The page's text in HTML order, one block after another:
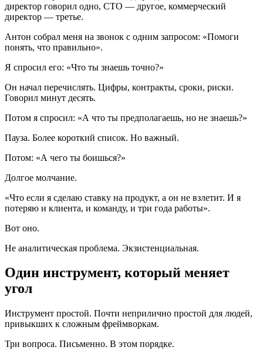
директор говорил одно, CTO — другое, коммерческий
директор — третье.
Антон собрал меня на звонок с одним запросом: «Помоги
понять, что правильно».
Я спросил его: «Что ты знаешь точно?»
Он начал перечислять. Цифры, контракты, сроки, риски.
Говорил минут десять.
Потом я спросил: «А что ты предполагаешь, но не знаешь?»
Пауза. Более короткий список. Но важный.
Потом: «А чего ты боишься?»
Долгое молчание.
«Что если я сделаю ставку на продукт, а он не взлетит. И я
потеряю и клиента, и команду, и три года работы».
Вот оно.
Не аналитическая проблема. Экзистенциальная.
Один инструмент, который меняет
угол
Инструмент простой. Почти неприлично простой для людей,
привыкших к сложным фреймворкам.
Три вопроса. Письменно. В этом порядке.